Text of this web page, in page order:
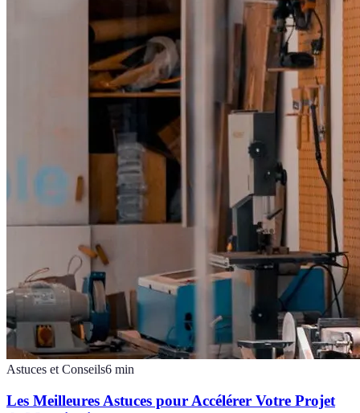
Astuces et Conseils6 min
Les Meilleures Astuces pour Accélérer Votre Projet